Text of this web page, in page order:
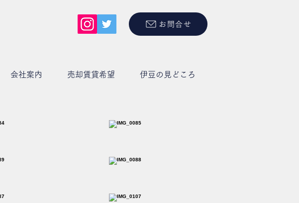
お問合せ
会社案内 売却賃貸希望 伊豆の見どころ